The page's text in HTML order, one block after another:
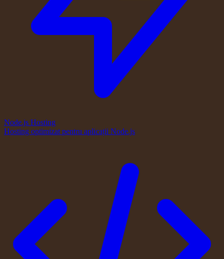
Node.js Hosting
Hosting optimizat pentru aplicații Node.js